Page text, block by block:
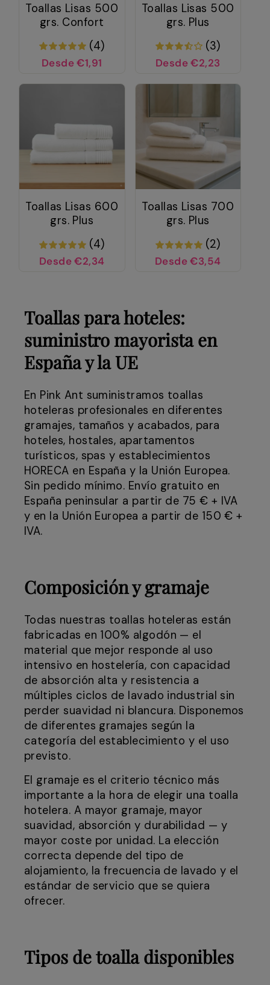
Toallas Lisas 500
grs. Confort
(4)
Desde €1,91
Toallas Lisas 500
grs. Plus
(3)
Desde €2,23
Toallas Lisas 600
grs. Plus
(4)
Desde €2,34
Toallas Lisas 700
grs. Plus
(2)
Desde €3,54
Toallas para hoteles:
suministro mayorista en
España y la UE
En Pink Ant suministramos toallas
hoteleras profesionales en diferentes
gramajes, tamaños y acabados, para
hoteles, hostales, apartamentos
turísticos, spas y establecimientos
HORECA en España y la Unión Europea.
Sin pedido mínimo. Envío gratuito en
España peninsular a partir de 75 € + IVA
y en la Unión Europea a partir de 150 € +
IVA.
Composición y gramaje
Todas nuestras toallas hoteleras están
fabricadas en 100% algodón — el
material que mejor responde al uso
intensivo en hostelería, con capacidad
de absorción alta y resistencia a
múltiples ciclos de lavado industrial sin
perder suavidad ni blancura. Disponemos
de diferentes gramajes según la
categoría del establecimiento y el uso
previsto.
El gramaje es el criterio técnico más
importante a la hora de elegir una toalla
hotelera. A mayor gramaje, mayor
suavidad, absorción y durabilidad — y
mayor coste por unidad. La elección
correcta depende del tipo de
alojamiento, la frecuencia de lavado y el
estándar de servicio que se quiera
ofrecer.
Tipos de toalla disponibles